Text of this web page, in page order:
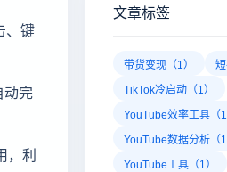
、键
动完
，利
文章标签
带货变现（1）
TikTok冷启动（1）
YouTube效率工具（1
YouTube数据分析（1
YouTube工具（1）